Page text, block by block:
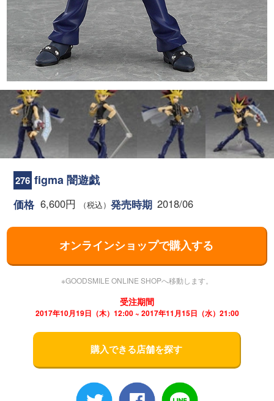
276 figma 闇遊戯
価格 6,600円 （税込） 発売時期 2018/06
オンラインショップで購入する
※GOODSMILE ONLINE SHOPへ移動します。
受注期間
2017年10月19日（木）12:00 ~ 2017年11月15日（水）21:00
購入できる店舗を探す